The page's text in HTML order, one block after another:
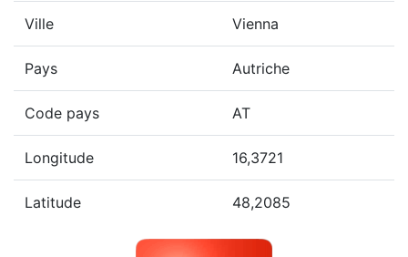
Ville Vienna
Pays Autriche
Code pays AT
Longitude 16,3721
Latitude 48,2085